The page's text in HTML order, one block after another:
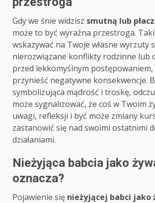
Gdy we śnie widzisz smutną lub
może to być wyraźna przestroga.
wskazywać na Twoje własne wyrzuty
nierozwiązane konflikty rodzinne lub
przed lekkomyślnym
przynieść negatywne konsekwencje.
symbolizująca mądrość i troskę,
może sygnalizować, że coś w Twoim
uwagi, refleksji i być może zmiany
zastanowić się nad swoimi ostatnimi
działaniami.
Nieżyjąca babcia jako
oznacza?
Pojawienie się nieżyjącej babci jako